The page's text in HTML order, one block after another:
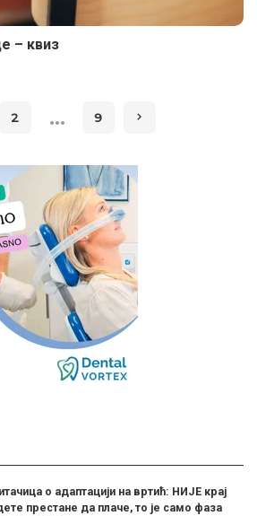
– квиз
2 … 9
о адаптацији на вртић: НИЈЕ крај
престане да плаче, то је само фаза